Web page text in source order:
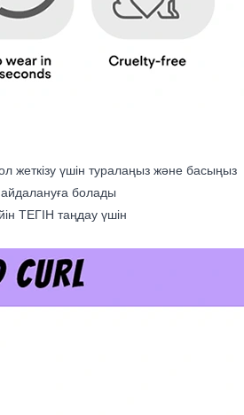
жеткізу үшін туралаңыз және басыңыз
болады
ТЕГІН таңдау үшін